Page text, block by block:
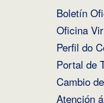
Boletín
Oficina
Perfil do
Portal de
Cambio
Atención